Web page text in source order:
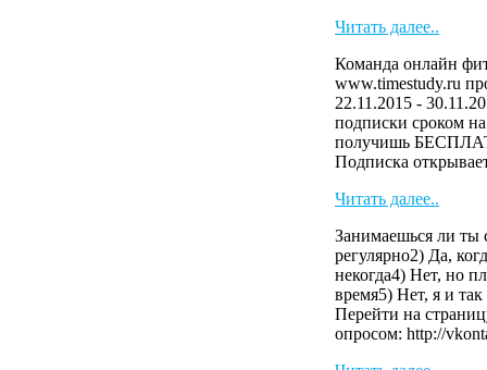
Читать далее..
Команда онлайн
www.timestudy.ru
22.11.2015 -
подписки сроком
получишь
Подписка
Читать далее..
Занимаешься ли ты
регулярно2) Да,
некогда4) Нет, но
время5) Нет, я и
Перейти на
опросом: http://